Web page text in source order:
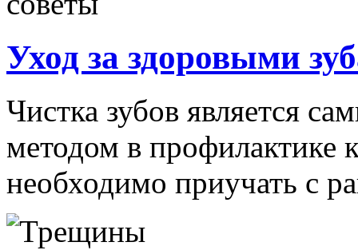
Уход за здоровыми
Чистка зубов является
методом в профилактике
необходимо приучать с